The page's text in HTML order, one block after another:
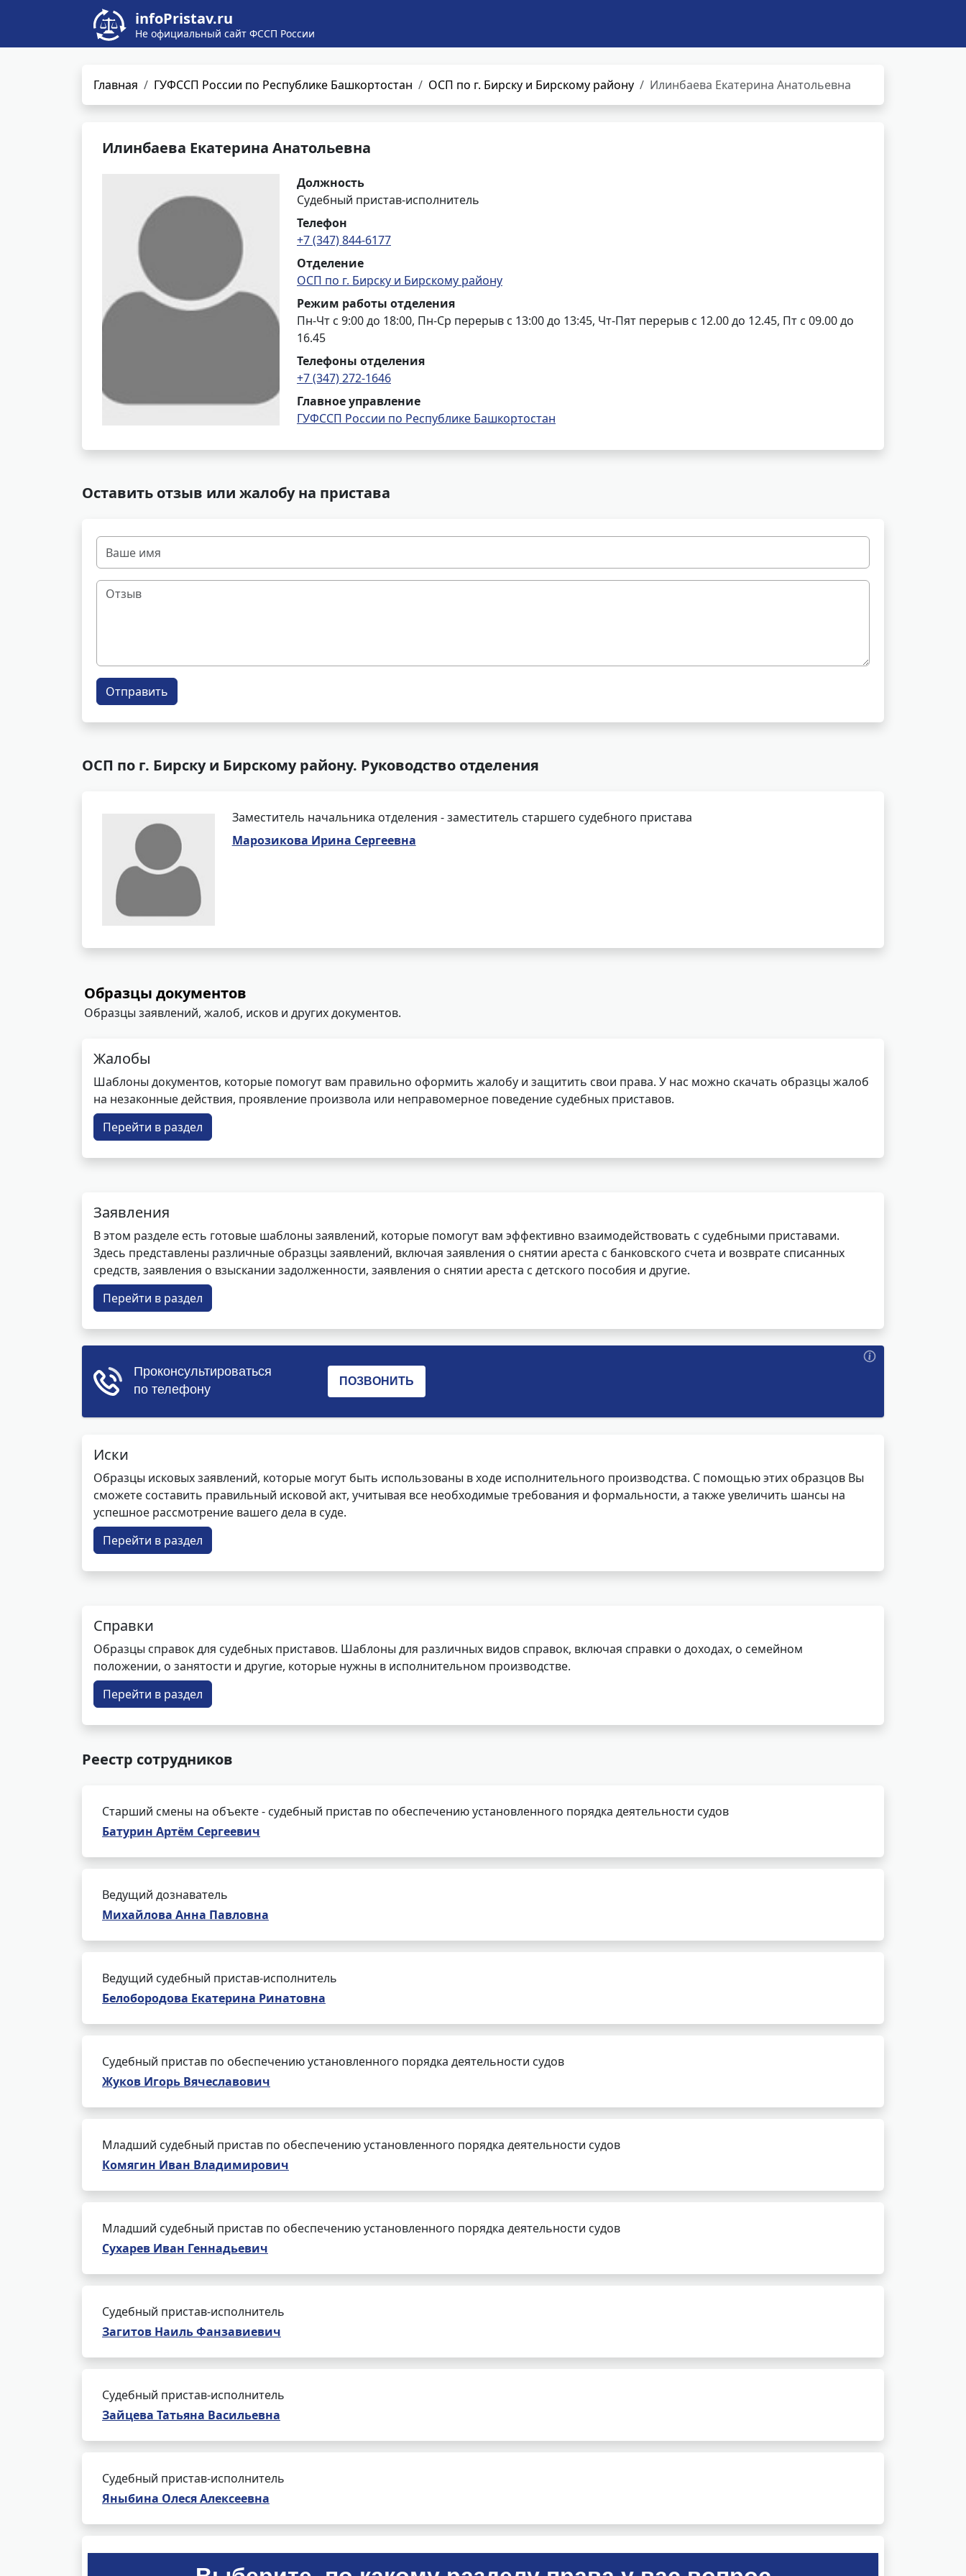
infoPristav.ru
Не официальный сайт ФССП России
Главная ГУФССП России по Республике Башкортостан ОСП по г. Бирску и Бирскому району Илинбаева Екатерина Анатольевна
Илинбаева Екатерина Анатольевна
Должность
Судебный пристав-исполнитель
Телефон
+7 (347) 844-6177
Отделение
ОСП по г. Бирску и Бирскому району
Режим работы отделения
Пн-Чт с 9:00 до 18:00, Пн-Ср перерыв с 13:00 до 13:45, Чт-Пят перерыв с 12.00 до 12.45, Пт с 09.00 до
16.45
Телефоны отделения
+7 (347) 272-1646
Главное управление
ГУФССП России по Республике Башкортостан
Оставить отзыв или жалобу на пристава
Отправить
ОСП по г. Бирску и Бирскому району. Руководство отделения
Заместитель начальника отделения - заместитель старшего судебного пристава
Марозикова Ирина Сергеевна
Образцы документов
Образцы заявлений, жалоб, исков и других документов.
Жалобы
Шаблоны документов, которые помогут вам правильно оформить жалобу и защитить свои права. У нас можно скачать образцы жалоб
на незаконные действия, проявление произвола или неправомерное поведение судебных приставов.
Перейти в раздел
Заявления
В этом разделе есть готовые шаблоны заявлений, которые помогут вам эффективно взаимодействовать с судебными приставами.
Здесь представлены различные образцы заявлений, включая заявления о снятии ареста с банковского счета и возврате списанных
средств, заявления о взыскании задолженности, заявления о снятии ареста с детского пособия и другие.
Перейти в раздел
Иски
Образцы исковых заявлений, которые могут быть использованы в ходе исполнительного производства. С помощью этих образцов Вы
сможете составить правильный исковой акт, учитывая все необходимые требования и формальности, а также увеличить шансы на
успешное рассмотрение вашего дела в суде.
Перейти в раздел
Справки
Образцы справок для судебных приставов. Шаблоны для различных видов справок, включая справки о доходах, о семейном
положении, о занятости и другие, которые нужны в исполнительном производстве.
Перейти в раздел
Реестр сотрудников
Старший смены на объекте - судебный пристав по обеспечению установленного порядка деятельности судов
Батурин Артём Сергеевич
Ведущий дознаватель
Михайлова Анна Павловна
Ведущий судебный пристав-исполнитель
Белобородова Екатерина Ринатовна
Судебный пристав по обеспечению установленного порядка деятельности судов
Жуков Игорь Вячеславович
Младший судебный пристав по обеспечению установленного порядка деятельности судов
Комягин Иван Владимирович
Младший судебный пристав по обеспечению установленного порядка деятельности судов
Сухарев Иван Геннадьевич
Судебный пристав-исполнитель
Загитов Наиль Фанзавиевич
Судебный пристав-исполнитель
Зайцева Татьяна Васильевна
Судебный пристав-исполнитель
Яныбина Олеся Алексеевна